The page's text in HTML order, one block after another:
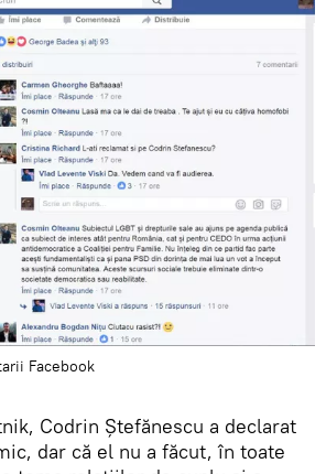
Facebook
Codrin Ștefănescu a declarat
dar că el nu a făcut, în toate